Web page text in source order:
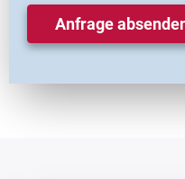
Anfrage